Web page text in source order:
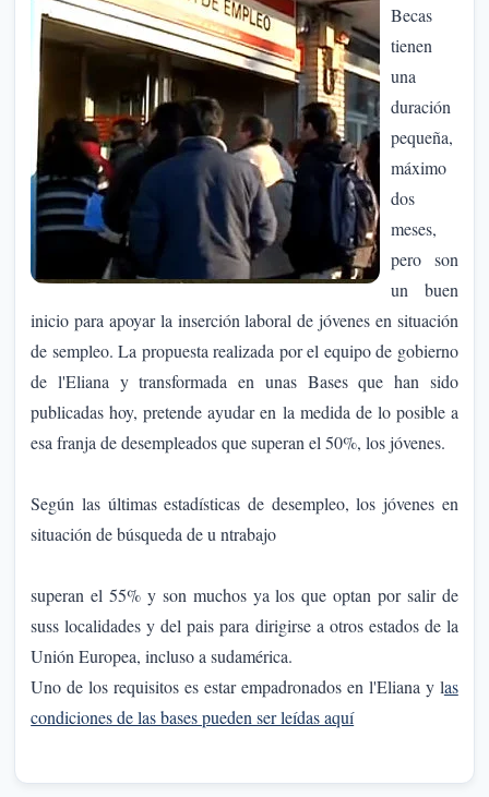
Becas
tienen
una
duración
pequeña,
máximo
dos
meses,
pero son
un buen
inicio para apoyar la inserción laboral de jóvenes en situación
de sempleo. La propuesta realizada por el equipo de gobierno
de l'Eliana y transformada en unas Bases que han sido
publicadas hoy, pretende ayudar en la medida de lo posible a
esa franja de desempleados que superan el 50%, los jóvenes.
Según las últimas estadísticas de desempleo, los jóvenes en
situación de búsqueda de u ntrabajo
superan el 55% y son muchos ya los que optan por salir de
suss localidades y del pais para dirigirse a otros estados de la
Unión Europea, incluso a sudamérica.
Uno de los requisitos es estar empadronados en l'Eliana y las
condiciones de las bases pueden ser leídas aquí